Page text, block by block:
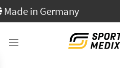
in Germany